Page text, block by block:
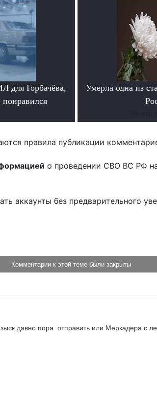
для Горбачёва,
Умерла одна из
правила публикации
о проведении СВО ВС РФ
аккаунты без предварительного
Комментарии к этой теме были закрыты
давно пора  отправить или Меркадера